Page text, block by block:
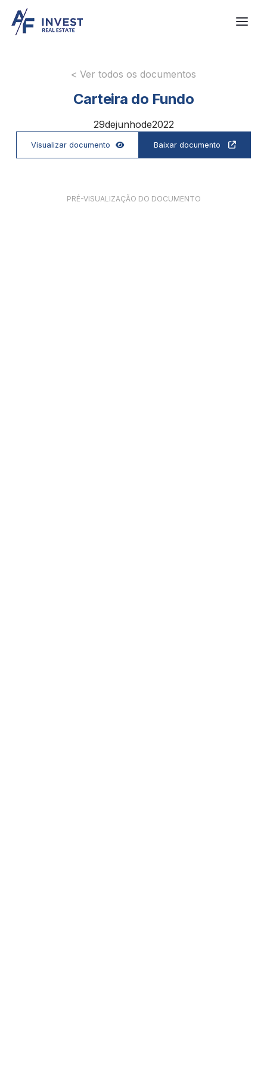
< Ver todos os documentos
Carteira do Fundo
29dejunhode2022
Visualizar documento  Baixar documento 
PRÉ-VISUALIZAÇÃO DO DOCUMENTO